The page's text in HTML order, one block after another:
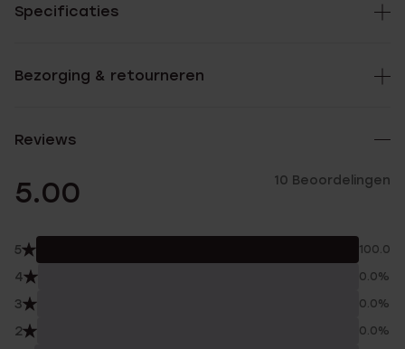
Specificaties
Bezorging & retourneren
Reviews
5.00 10 Beoordelingen
5 100.0%
4 0.0%
3 0.0%
2 0.0%